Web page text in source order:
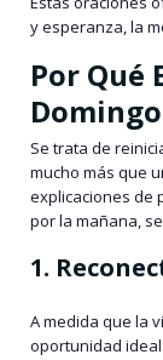
y esperanza, la
Por Qué
Domingo
Se trata de
mucho más que
explicaciones de
por la mañana,
1.
A medida que la
oportunidad